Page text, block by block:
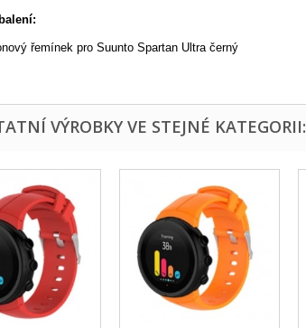
řemínek pro Suunto Spartan Ultra černý
VÝROBKY VE STEJNÉ KATEGORII: